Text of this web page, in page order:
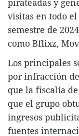
visitas en todo
semestre de
como Bflixz,
Los principales
por infracción
que la fiscalía
que el grupo
ingresos
fuentes